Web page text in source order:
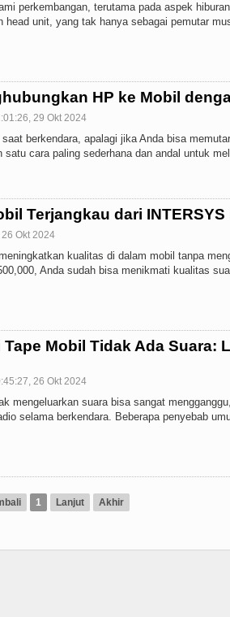
perkembangan, terutama pada aspek
head unit, yang tak hanya sebagai pemutar
HP ke Mobil
29 Okt 2024
berkendara, apalagi jika Anda bisa
cara paling sederhana dan andal untuk
Terjangkau dari
Okt 2024
kualitas di dalam mobil tanpa
Anda sudah bisa menikmati kualitas
Mobil Tidak Ada Suara:
26 Okt 2024
mengeluarkan suara bisa sangat
selama berkendara. Beberapa penyebab
1 Lanjut Akhir